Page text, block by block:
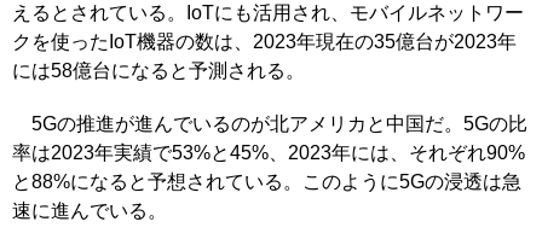
えるとされている。IoTにも活用され、モバイルネットワー
クを使ったIoT機器の数は、2023年現在の35億台が2023年
には58億台になると予測される。
5Gの推進が進んでいるのが北アメリカと中国だ。5Gの比
率は2023年実績で53%と45%、2023年には、それぞれ90%
と88%になると予想されている。このように5Gの浸透は急
速に進んでいる。